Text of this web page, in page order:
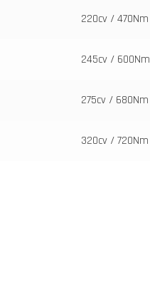
220cv / 470Nm
245cv / 600Nm
275cv / 680Nm
320cv / 720Nm